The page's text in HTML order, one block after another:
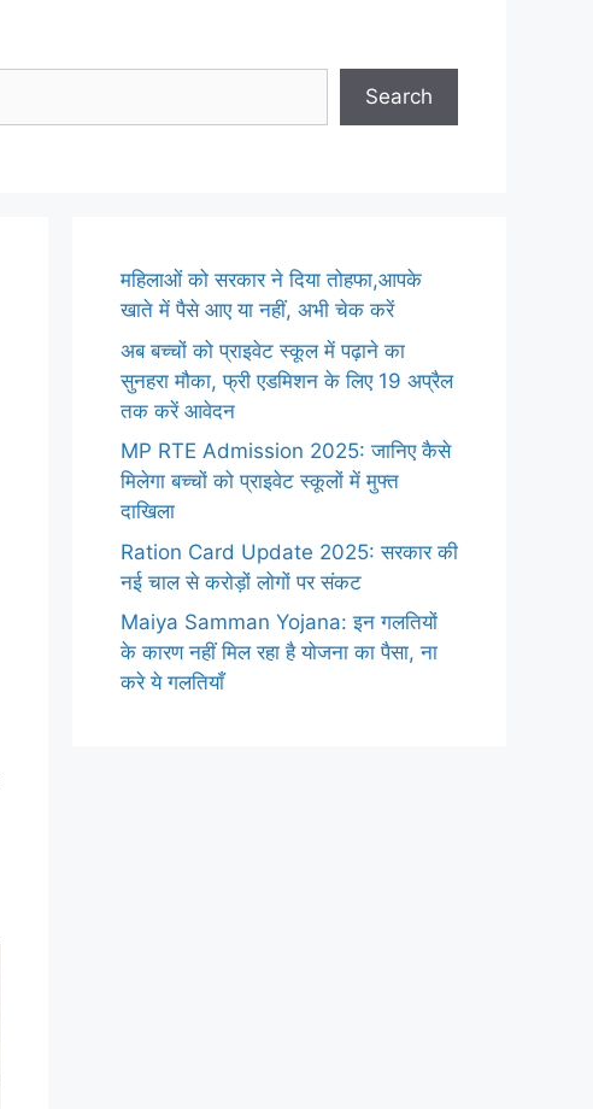
Search
महिलाओं को सरकार ने दिया तोहफा,आपके
खाते में पैसे आए या नहीं, अभी चेक करें
अब बच्चों को प्राइवेट स्कूल में पढ़ाने का
सुनहरा मौका, फ्री एडमिशन के लिए 19 अप्रैल
तक करें आवेदन
MP RTE Admission 2025: जानिए कैसे
मिलेगा बच्चों को प्राइवेट स्कूलों में मुफ्त
दाखिला
Ration Card Update 2025: सरकार की
नई चाल से करोड़ों लोगों पर संकट
Maiya Samman Yojana: इन गलतियों
के कारण नहीं मिल रहा है योजना का पैसा, ना
करे ये गलतियाँ